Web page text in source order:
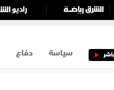
سياسة دفاع